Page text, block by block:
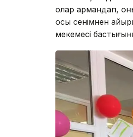
олар армандап,
осы сенімнен
мекемесі